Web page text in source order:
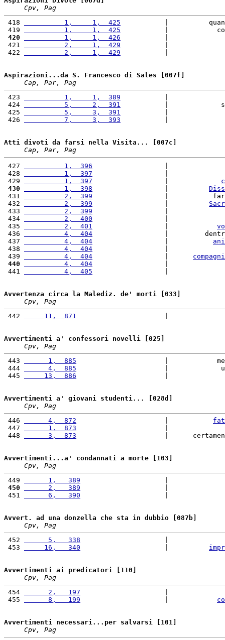
Cpv, Pag
418
          1,     1,  425
|
419
          1,     1,  425
|
420
          1,     1,  426
421
          2,     1,  429
422
          2,     1,  429
Aspirazioni...da S. Francesco di Sales [007f]
Cap, Par, Pag
423
          1,     1,  389
424
          5,     2,  391
|
425
          5,     3,  391
426
          7,     3,  393
Atti divoti da farsi nella Visita... [007c]
Cap, Par, Pag
427
          1,  396
428
          1,  397
429
          1,  397
430
          1,  398
431
          2,  399
|
432
          2,  399
433
          2,  399
434
          2,  400
435
          2,  401
436
          4,  404
|
437
          4,  404
438
          4,  404
439
          4,  404
440
          4,  404
441
          4,  405
Avvertenza circa la Malediz. de' morti [033]
Cpv, Pag
442
     11,  871
Avvertimenti a' confessori novelli [025]
Cpv, Pag
443
      1,  885
|
444
      4,  885
|
445
     13,  886
Avvertimenti a' giovani studenti... [028d]
Cpv, Pag
446
      4,  872
447
      1,  873
448
      3,  873
|
Avvertimenti...a' condannati a morte [103]
Cpv, Pag
449
      1,   389
450
      2,   389
451
      6,   390
Avvert. ad una donzella che sta in dubbio [087b]
Cpv, Pag
452
      5,   338
453
     16,   340
Avvertimenti ai predicatori [110]
Cpv, Pag
454
      2,   197
455
      8,   199
Avvertimenti necessari...per salvarsi [101]
Cpv, Pag